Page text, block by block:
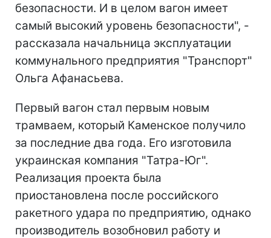
безопасности. И в целом вагон имеет
самый высокий уровень безопасности", -
рассказала начальница эксплуатации
коммунального предприятия "Транспорт"
Ольга Афанасьева.
Первый вагон стал первым новым
трамваем, который Каменское получило
за последние два года. Его изготовила
украинская компания "Татра-Юг".
Реализация проекта была
приостановлена после российского
ракетного удара по предприятию, однако
производитель возобновил работу и